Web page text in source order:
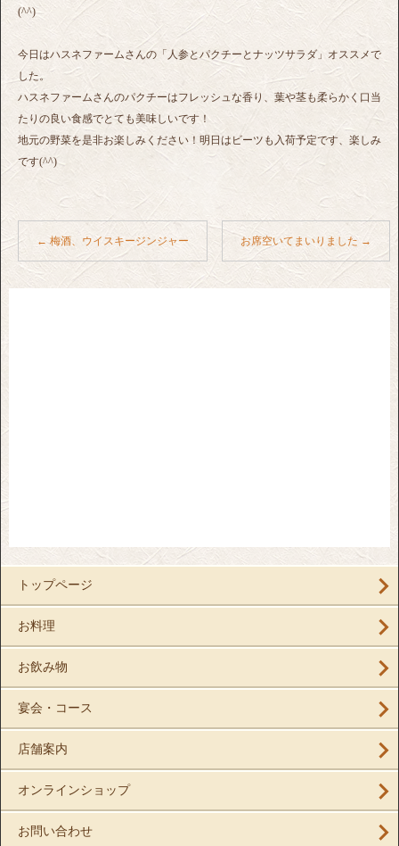
(^^)
今日はハスネファームさんの「人参とパクチーとナッツサラダ」オススメで
した。
ハスネファームさんのパクチーはフレッシュな香り、葉や茎も柔らかく口当
たりの良い食感でとても美味しいです！
地元の野菜を是非お楽しみください！明日はビーツも入荷予定です、楽しみ
です(^^)
← 梅酒、ウイスキージンジャー お席空いてまいりました →
トップページ
お料理
お飲み物
宴会・コース
店舗案内
オンラインショップ
お問い合わせ